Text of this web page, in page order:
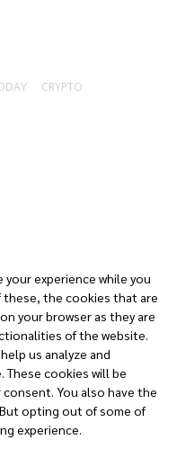
CRYPTO
experience while you
the cookies that are
your browser as they are
of the website.
us analyze and
These cookies will be
You also have the
opting out of some of
experience.